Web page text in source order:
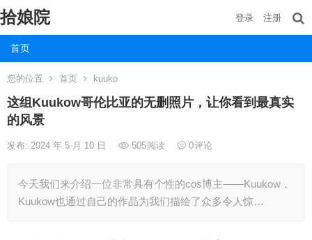
拾娘院
首页
登录 注册
您的位置 首页 kuuko
这组Kuukow哥伦比亚的无删照片，让你看到最真实
的风景
发布: 2024 年 5 月 10 日 505阅读 0评论
今天我们来介绍一位非常具有个性的cos博主——Kuukow，
Kuukow也通过自己的作品为我们描绘了众多令人惊…